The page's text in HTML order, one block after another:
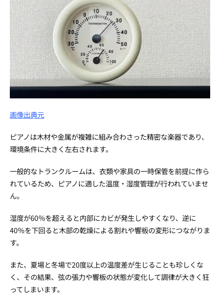
画像出典元
ピアノは木材や金属が複雑に組み合わさった精密な楽器であり、
環境条件に大きく左右されます。
一般的なトランクルームは、衣類や家具の一時保管を前提に作ら
れているため、ピアノに適した温度・湿度管理が行われていませ
ん。
湿度が60％を超えると内部にカビが発生しやすくなり、逆に
40％を下回ると木部の乾燥による割れや響板の変形につながりま
す。
また、夏場と冬場で20度以上の温度差が生じることも珍しくな
く、その結果、弦の張力や響板の状態が変化して調律が大きく狂
ってしまいます。